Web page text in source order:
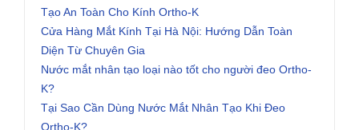
Tạo An Toàn Cho Kính Ortho-K
Cửa Hàng Mắt Kính Tại Hà Nội: Hướng Dẫn Toàn
Diện Từ Chuyên Gia
Nước mắt nhân tạo loại nào tốt cho người đeo Ortho-
K?
Tại Sao Cần Dùng Nước Mắt Nhân Tạo Khi Đeo
Ortho-K?